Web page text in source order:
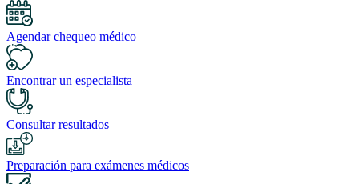
Agendar chequeo médico
Encontrar un especialista
Consultar resultados
Preparación para exámenes médicos